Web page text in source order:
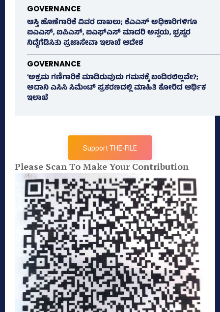
GOVERNANCE
ಆಸ್ತಿ ಹೊಣೆಗಾರಿಕೆ ವಿವರ ದಾಖಲು; ಕೆಎಎಸ್ ಅಧಿಕಾರಿಗಳಿಗೂ
ಐಎಎಸ್‌, ಐಪಿಎಸ್‌, ಐಎಫ್‌ಎಸ್‌ ಮಾದರಿ ಅನ್ವಯ, ಭ್ರಷ್ಟರ
ನಿದ್ದೆಗೆಡಿಸಿತು ಪ್ರಜಾಸೇವಾ ಇಲಾಖೆ ಆದೇಶ
GOVERNANCE
‘ಅಕ್ರಮ ಗಣಿಗಾರಿಕೆ ಮಾಡಿರುವುದು ಗಮನಕ್ಕೆ ಬಂದಿರಲಿಲ್ಲವೇ?;
ಅದಾನಿ ಎಸಿಸಿ ಸಿಮೆಂಟ್ ಪ್ರಕರಣದಲ್ಲಿ ಮಾಹಿತಿ ಕೋರಿದ ಆರ್ಥಿಕ
ಇಲಾಖೆ
Support THE-FILE
Please Scan To Make Your Contribution